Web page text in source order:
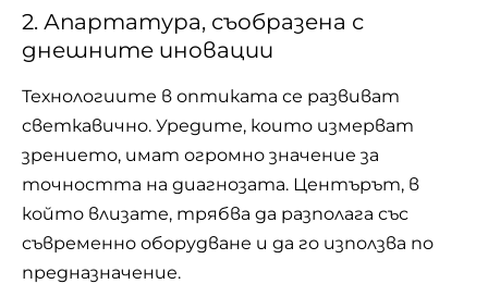
2. Апартатура, съобразена с
днешните иновации
Технологиите в оптиката се развиват
светкавично. Уредите, които измерват
зрението, имат огромно значение за
точността на диагнозата. Центърът, в
който влизате, трябва да разполага със
съвременно оборудване и да го използва по
предназначение.